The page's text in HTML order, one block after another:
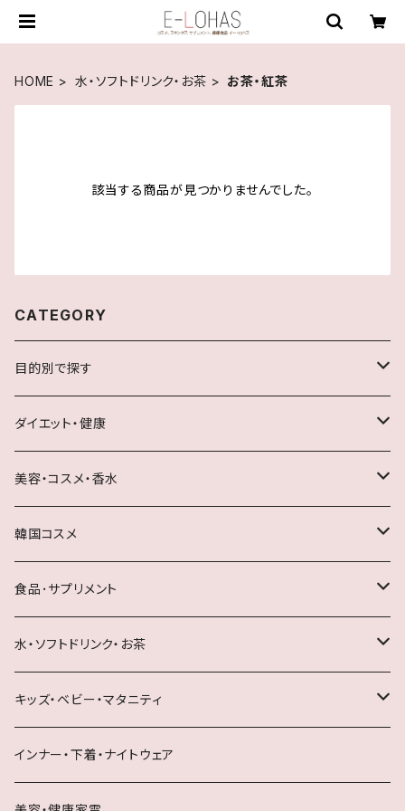
HOME 水・ソフトドリンク・お茶 お茶・紅茶
該当する商品が見つかりませんでした。
CATEGORY
目的別で探す
理想のお肌に?
健康いきいきライフサプリメント
お悩み別サプリメント
スムーズ快調ライフ
内側からケアで健康的に美しく
男性化粧品・サプリメント
めざせ憧れボディ！
ダイエット・健康
デンタルケア
サプリメント
ダイエット
健康食品
日焼け止め
ダイエットドリンク
美容・コスメ・香水
スキンケア
ベースメイク・メイクアップ
ボディケア
ヘアケア・スタイリング
シェービング
韓国コスメ
スキンケア
その他
食品･サプリメント
米・雑穀
調味料
水・ソフトドリンク・お茶
お茶・紅茶
野菜・果実飲料
キッズ・ベビー・マタニティ
マタニティ・ママ用品
インナー・下着・ナイトウェア